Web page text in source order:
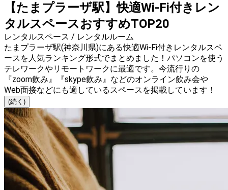
【たまプラーザ駅】快適Wi-Fi付きレン
タルスペースおすすめTOP20
レンタルスペース / レンタルルーム
たまプラーザ駅(神奈川県)にある快適Wi-Fi付きレンタルスペ
ースを人気ランキング形式でまとめました！パソコンを使う
テレワークやリモートワークに最適です。今流行りの
『zoom飲み』『skype飲み』などのオンライン飲み会や
Web面接などにも適しているスペースを掲載しています！
(続く)